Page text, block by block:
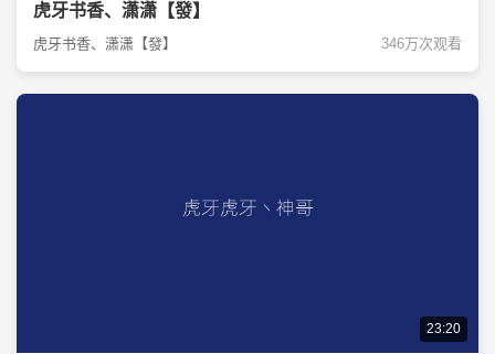
虎牙书香、潇潇【發】
虎牙书香、潇潇【發】 346万次观看
23:20